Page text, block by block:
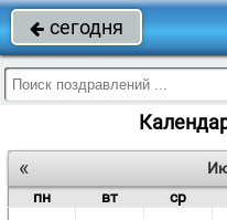
 сегодня
«
пн
вт ср